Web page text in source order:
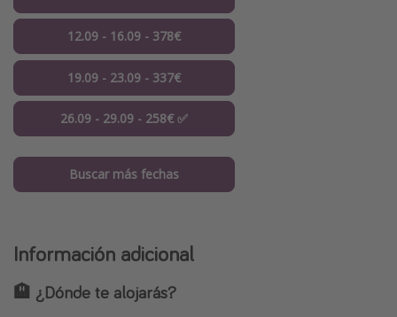
12.09 - 16.09 - 378€
19.09 - 23.09 - 337€
26.09 - 29.09 - 258€ ✅
Buscar más fechas
Información adicional
🏨 ¿Dónde te alojarás?